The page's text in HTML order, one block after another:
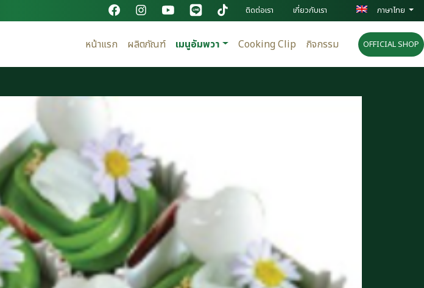
ติดต่อเรา เกี่ยวกับเรา ภาษาไทย
หน้าแรก ผลิตภัณฑ์ เมนูอัมพวา Cooking Clip กิจกรรม OFFICIAL SHOP